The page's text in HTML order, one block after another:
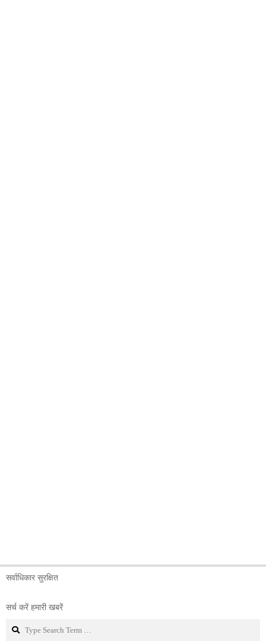
सर्वाधिकार सुरक्षित
सर्च करें हमारी खबरें